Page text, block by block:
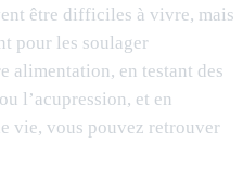
être difficiles à vivre, mais
pour les soulager
alimentation, en testant des
l’acupression, et en
vie, vous pouvez retrouver